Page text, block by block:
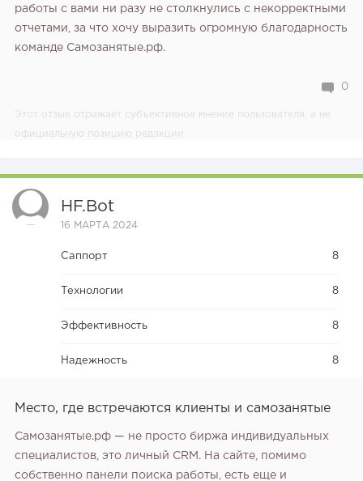
работы с вами ни разу не столкнулись с некорректными
отчетами, за что хочу выразить огромную благодарность
команде Самозанятые.рф.
0
Этот отзыв отражает субъективное мнение пользователя, а не
официальную позицию редакции.
HF.bot
16 МАРТА 2024
Саппорт 8
Технологии 8
Эффективность 8
Надежность 8
Место, где встречаются клиенты и самозанятые
Самозанятые.рф — не просто биржа индивидуальных
специалистов, это личный CRM. На сайте, помимо
собственно панели поиска работы, есть еще и